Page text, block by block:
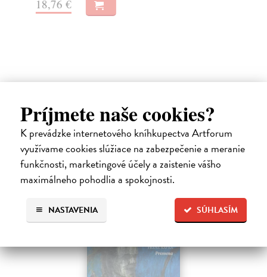
Príjmete naše cookies?
K prevádzke internetového kníhkupectva Artforum
využívame cookies slúžiace na zabezpečenie a meranie
funkčnosti, marketingové účely a zaistenie vášho
maximálneho pohodlia a spokojnosti.
SÚHLASÍM
NASTAVENIA
18,76 €
Ďalšie z kategórie beletria –
svetové a prekladové audioknihy